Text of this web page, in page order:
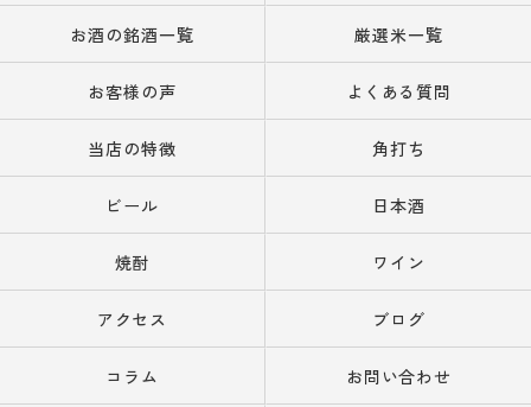
お酒の銘酒一覧 厳選米一覧
お客様の声 よくある質問
当店の特徴 角打ち
ビール 日本酒
焼酎 ワイン
アクセス ブログ
コラム お問い合わせ